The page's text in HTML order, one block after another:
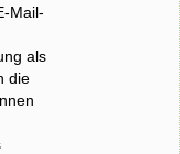
Mail-
als
die